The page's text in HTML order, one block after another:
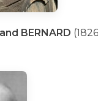
BERNARD